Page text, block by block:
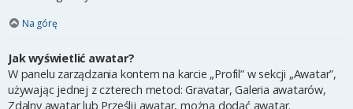
Na górę
Jak wyświetlić awatar?
W panelu zarządzania kontem na karcie „Profil” w sekcji „Awatar”,
używając jednej z czterech metod: Gravatar, Galeria awatarów,
Zdalny awatar lub Prześlij awatar, można dodać awatar.